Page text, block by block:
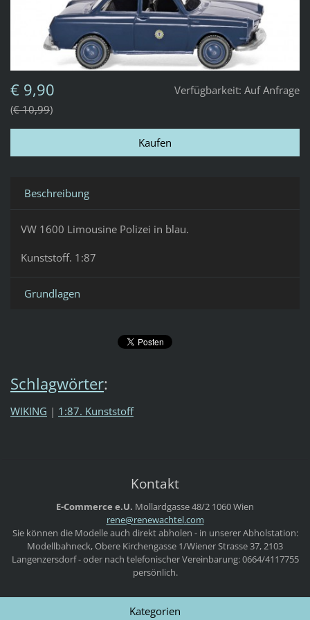
Verfügbarkeit: Auf Anfrage
€ 9,90
€ 10,99
Beschreibung
VW 1600 Limousine Polizei in blau.
Kunststoff. 1:87
Grundlagen
Schlagwörter:
WIKING | 1:87. Kunststoff
Kontakt
E-Commerce e.U. Mollardgasse 48/2 1060 Wien
rene@renewachtel.com
Sie können die Modelle auch direkt abholen - in unserer Abholstation:
Modellbahneck, Obere Kirchengasse 1/Wiener Strasse 37, 2103
Langenzersdorf - oder nach telefonischer Vereinbarung: 0664/4117755
persönlich.
Kategorien